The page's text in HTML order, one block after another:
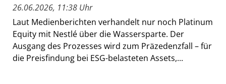
26.06.2026, 11:38 Uhr
Laut Medienberichten verhandelt nur noch Platinum
Equity mit Nestlé über die Wassersparte. Der
Ausgang des Prozesses wird zum Präzedenzfall – für
die Preisfindung bei ESG-belasteten Assets,...